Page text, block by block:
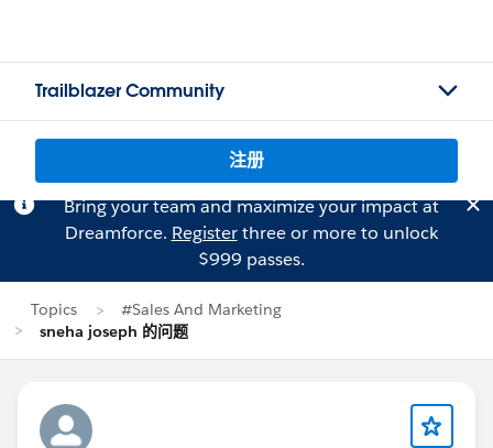
Trailblazer Community
注册
Bring your team and maximize your impact at
Dreamforce. Registerthree or more to unlock
$999 passes.
Topics
#Sales And Marketing
sneha joseph 的问题